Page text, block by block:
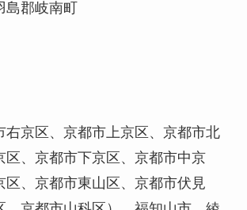
島郡岐南町
右京区、京都市上京区、京都市北
区、京都市下京区、京都市中京
区、京都市東山区、京都市伏見